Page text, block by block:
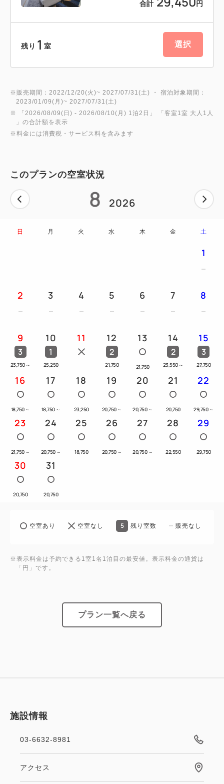
合計 円
残り 1 室 選択
※販売期間：2022/12/20(火)~ 2027/07/31(土) ・ 宿泊対象期間：
2023/01/09(月)~ 2027/07/31(土)
※ 「 2026/08/09(日) - 2026/08/10(月) 1泊2日 」 「客室1室 大人1人
」の合計額を表示
※料金には消費税・サービス料を含みます
このプランの空室状況
8 2026
日 月 火 水 木 金 土
1
2 3 4 5 6 7 8
9
3
23,750 ～
10
1
25,250
11 12
2
21,750
13
21,750
14
2
23,550 ～
15
3
27,750
16
18,750 ～
17
18,750 ～
18
23,250
19
20,750 ～
20
20,750 ～
21
20,750
22
29,750 ～
23
21,750 ～
24
20,750 ～
25
18,750
26
20,750 ～
27
20,750 ～
28
22,550
29
29,750
30
20,750
31
20,750
空室あり 空室なし 5 残り室数 販売なし
※表示料金は予約できる1室1名1泊目の最安値。表示料金の通貨は
「円」です。
プラン一覧へ戻る
施設情報
03-6632-8981
アクセス